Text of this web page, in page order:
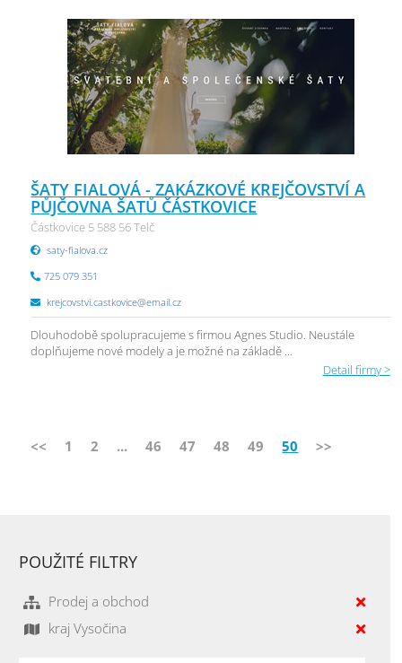
ŠATY FIALOVÁ - ZAKÁZKOVÉ KREJČOVSTVÍ A
PŮJČOVNA ŠATŮ ČÁSTKOVICE
Částkovice 5 588 56 Telč
saty-fialova.cz
725 079 351
krejcovstvi.castkovice@email.cz
Dlouhodobě spolupracujeme s firmou Agnes Studio. Neustále
doplňujeme nové modely a je možné na základě ...
Detail firmy >
<< 1 2 ... 46 47 48 49 50 >>
POUŽITÉ FILTRY
Prodej a obchod
kraj Vysočina